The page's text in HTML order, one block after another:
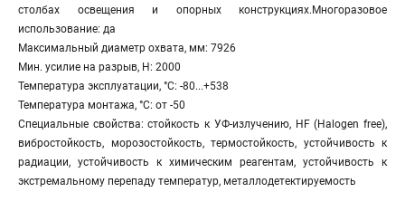
столбах освещения и опорных конструкциях.Многоразовое
использование: да
Максимальный диаметр охвата, мм: 7926
Мин. усилие на разрыв, Н: 2000
Температура эксплуатации, °C: -80...+538
Температура монтажа, °C: от -50
Специальные свойства: стойкость к УФ-излучению, HF (Halogen free),
вибростойкость, морозостойкость, термостойкость, устойчивость к
радиации, устойчивость к химическим реагентам, устойчивость к
экстремальному перепаду температур, металлодетектируемость